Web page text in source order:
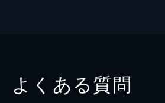
よくある質問